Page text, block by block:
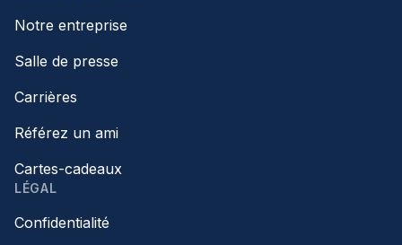
Notre entreprise
Salle de presse
Carrières
Référez un ami
Cartes-cadeaux
LÉGAL
Confidentialité